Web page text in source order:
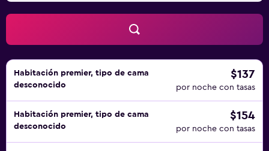
Habitación premier, tipo de cama
desconocido
$137
por noche con tasas
Habitación premier, tipo de cama
desconocido
$154
por noche con tasas